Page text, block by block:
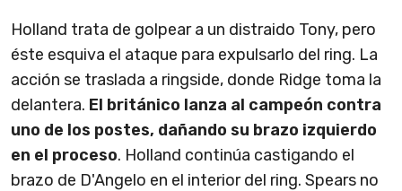
Holland trata de golpear a un distraido Tony, pero
éste esquiva el ataque para expulsarlo del ring. La
acción se traslada a ringside, donde Ridge toma la
delantera. El británico lanza al campeón contra
uno de los postes, dañando su brazo izquierdo
en el proceso. Holland continúa castigando el
brazo de D'Angelo en el interior del ring. Spears no